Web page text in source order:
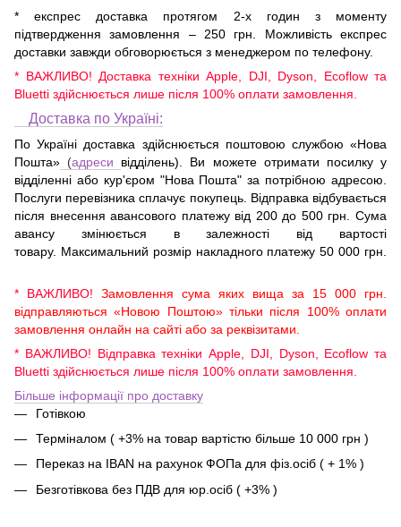
* експрес доставка протягом 2-х годин з моменту
підтвердження замовлення – 250 грн. Можливість експрес
доставки завжди обговорюється з менеджером по телефону.
* ВАЖЛИВО! Доставка техніки Apple, DJI, Dyson, Ecoflow та
Bluetti здійснюється лише після 100% оплати замовлення.
Доставка по Україні:
По Україні доставка здійснюється поштовою службою «Нова
Пошта» (адреси
відділень). Ви можете отримати посилку у
відділенні або кур'єром "Нова Пошта" за потрібною адресою.
Послуги перевізника сплачує покупець. Відправка відбувається
після внесення авансового платежу від 200 до 500 грн. Сума
авансу змінюється в залежності від вартості
товару. Максимальний розмір накладного платежу 50 000 грн.
* ВАЖЛИВО! Замовлення сума яких вища за 15 000 грн.
відправляються «Новою Поштою» тільки після 100% оплати
замовлення онлайн на сайті або за реквізитами.
* ВАЖЛИВО! Відправка техніки Apple, DJI, Dyson, Ecoflow та
Bluetti здійснюється лише після 100% оплати замовлення.
Більше інформації про доставку
Готівкою
Терміналом ( +3% на товар вартістю більше 10 000 грн )
Переказ на IBAN на рахунок ФОПа для фіз.осіб ( + 1% )
Безготівкова без ПДВ для юр.осіб ( +3% )